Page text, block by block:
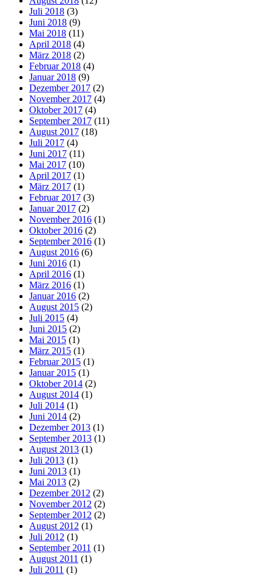
Juli 2018 (3)
Juni 2018 (9)
Mai 2018 (11)
April 2018 (4)
März 2018 (2)
Februar 2018 (4)
Januar 2018 (9)
Dezember 2017 (2)
November 2017 (4)
Oktober 2017 (4)
September 2017 (11)
August 2017 (18)
Juli 2017 (4)
Juni 2017 (11)
Mai 2017 (10)
April 2017 (1)
März 2017 (1)
Februar 2017 (3)
Januar 2017 (2)
November 2016 (1)
Oktober 2016 (2)
September 2016 (1)
August 2016 (6)
Juni 2016 (1)
April 2016 (1)
März 2016 (1)
Januar 2016 (2)
August 2015 (2)
Juli 2015 (4)
Juni 2015 (2)
Mai 2015 (1)
März 2015 (1)
Februar 2015 (1)
Januar 2015 (1)
Oktober 2014 (2)
August 2014 (1)
Juli 2014 (1)
Juni 2014 (2)
Dezember 2013 (1)
September 2013 (1)
August 2013 (1)
Juli 2013 (1)
Juni 2013 (1)
Mai 2013 (2)
Dezember 2012 (2)
November 2012 (2)
September 2012 (2)
August 2012 (1)
Juli 2012 (1)
September 2011 (1)
August 2011 (1)
Juli 2011 (1)